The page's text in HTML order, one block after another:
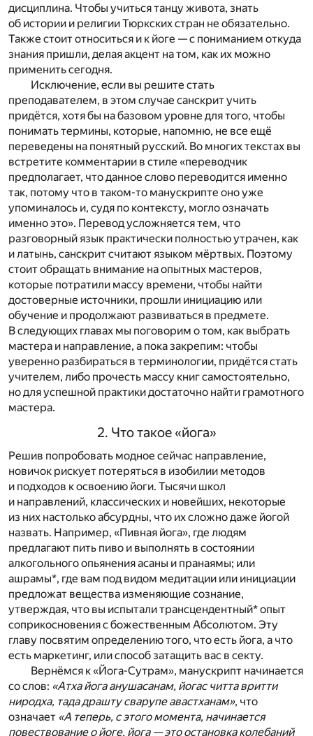
дисциплина. Чтобы учиться танцу живота, знать
об истории и религии Тюркских стран не обязательно.
Также стоит относиться и к йоге — с пониманием откуда
знания пришли, делая акцент на том, как их можно
применить сегодня.
Исключение, если вы решите стать
преподавателем, в этом случае санскрит учить
придётся, хотя бы на базовом уровне для того, чтобы
понимать термины, которые, напомню, не все ещё
переведены на понятный русский. Во многих текстах вы
встретите комментарии в стиле «переводчик
предполагает, что данное слово переводится именно
так, потому что в таком-то манускрипте оно уже
упоминалось и, судя по контексту, могло означать
именно это». Перевод усложняется тем, что
разговорный язык практически полностью утрачен, как
и латынь, санскрит считают языком мёртвых. Поэтому
стоит обращать внимание на опытных мастеров,
которые потратили массу времени, чтобы найти
достоверные источники, прошли инициацию или
обучение и продолжают развиваться в предмете.
В следующих главах мы поговорим о том, как выбрать
мастера и направление, а пока закрепим: чтобы
уверенно разбираться в терминологии, придётся стать
учителем, либо прочесть массу книг самостоятельно,
но для успешной практики достаточно найти грамотного
мастера.
2. Что такое «йога»
Решив попробовать модное сейчас направление,
новичок рискует потеряться в изобилии методов
и подходов к освоению йоги. Тысячи школ
и направлений, классических и новейших, некоторые
из них настолько абсурдны, что их сложно даже йогой
назвать. Например, «Пивная йога», где людям
предлагают пить пиво и выполнять в состоянии
алкогольного опьянения асаны и пранаямы; или
ашрамы*, где вам под видом медитации или инициации
предложат вещества изменяющие сознание,
утверждая, что вы испытали трансцендентный* опыт
соприкосновения с божественным Абсолютом. Эту
главу посвятим определению того, что есть йога, а что
есть маркетинг, или способ затащить вас в секту.
Вернёмся к «Йога-Сутрам», манускрипт начинается
со слов: «Атха йога анушасанам, йогас читта вритти
ниродха, тада драшту сварупе авастханам», что
означает «А теперь, с этого момента, начинается
повествование о йоге, йога — это остановка колебаний